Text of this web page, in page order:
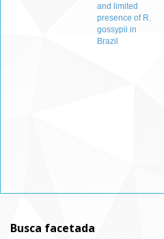
and limited
presence of R.
gossypii in
Brazil
Busca facetada